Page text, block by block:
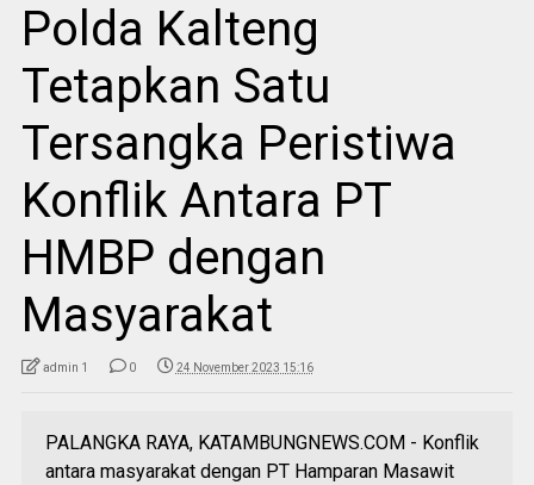
Polda Kalteng
Tetapkan Satu
Tersangka Peristiwa
Konflik Antara PT
HMBP dengan
Masyarakat
admin 1 0 24 November 2023 15:16
PALANGKA RAYA, KATAMBUNGNEWS.COM - Konflik
antara masyarakat dengan PT Hamparan Masawit